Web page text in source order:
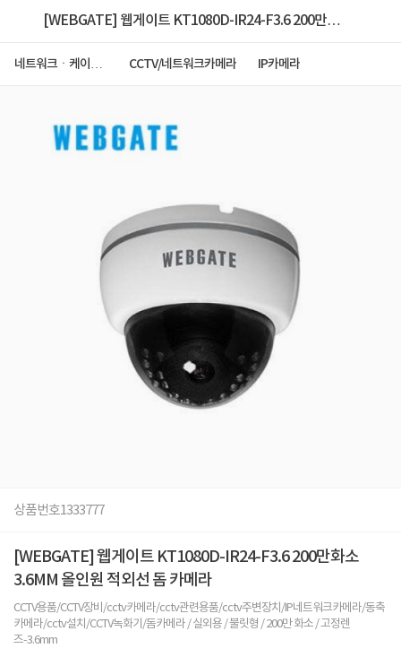
[WEBGATE] 웹게이트 KT1080D-IR24-F3.6 200만화
네트워크ㆍ케이블
CCTV/네트워크카메라 IP카메라
상품번호1333777
[WEBGATE] 웹게이트 KT1080D-IR24-F3.6 200만화소
3.6MM 올인원 적외선 돔 카메라
CCTV용품/CCTV장비/cctv카메라/cctv관련용품/cctv주변장치/IP네트워크카메라/동축
카메라/cctv설치/CCTV녹화기/돔카메라 / 실외용 / 불릿형 / 200만 화소 / 고정렌
즈-3.6mm